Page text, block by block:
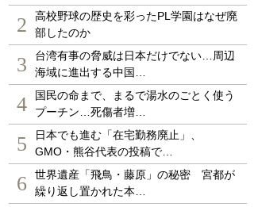
2
高校野球の歴史を彩ったPL学園はなぜ廃
部したのか
3
台湾有事の脅威は日本だけでない…周辺
海域に進出する中国…
4
国民の命まで、まるで湯水のごとく使う
プーチン…死傷者増…
5
日本でも進む「在宅勤務廃止」、
GMO・熊谷代表の投稿で…
6
世界遺産「飛鳥・藤原」の秘密 宮都が
繰り返し置かれた本…